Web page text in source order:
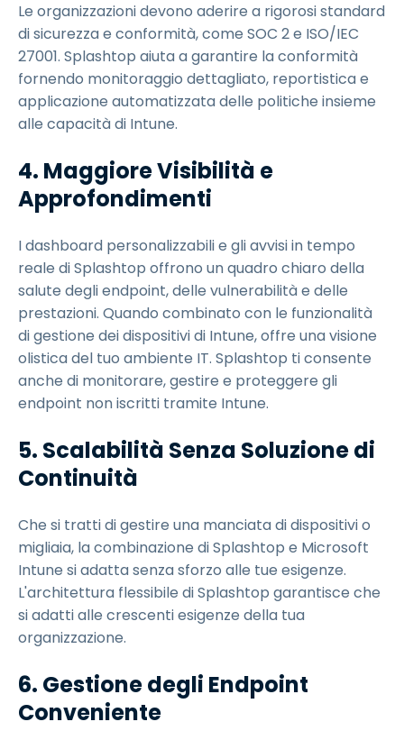
Le organizzazioni devono aderire a rigorosi standard
di sicurezza e conformità, come SOC 2 e ISO/IEC
27001. Splashtop aiuta a garantire la conformità
fornendo monitoraggio dettagliato, reportistica e
applicazione automatizzata delle politiche insieme
alle capacità di Intune.
4. Maggiore Visibilità e
Approfondimenti
I dashboard personalizzabili e gli avvisi in tempo
reale di Splashtop offrono un quadro chiaro della
salute degli endpoint, delle vulnerabilità e delle
prestazioni. Quando combinato con le funzionalità
di gestione dei dispositivi di Intune, offre una visione
olistica del tuo ambiente IT. Splashtop ti consente
anche di monitorare, gestire e proteggere gli
endpoint non iscritti tramite Intune.
5. Scalabilità Senza Soluzione di
Continuità
Che si tratti di gestire una manciata di dispositivi o
migliaia, la combinazione di Splashtop e Microsoft
Intune si adatta senza sforzo alle tue esigenze.
L'architettura flessibile di Splashtop garantisce che
si adatti alle crescenti esigenze della tua
organizzazione.
6. Gestione degli Endpoint
Conveniente